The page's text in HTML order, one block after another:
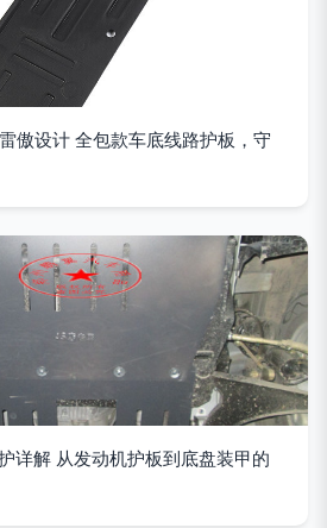
傲设计 全包款车底线路护板，守
详解 从发动机护板到底盘装甲的